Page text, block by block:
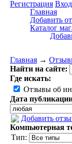
Регистрация Вход
Главная
Добавить
Каталог
Главная →
Найти на сайте:
Где искать:
Отзывы об
Дата
Добавить
Компьютерная
Тип: